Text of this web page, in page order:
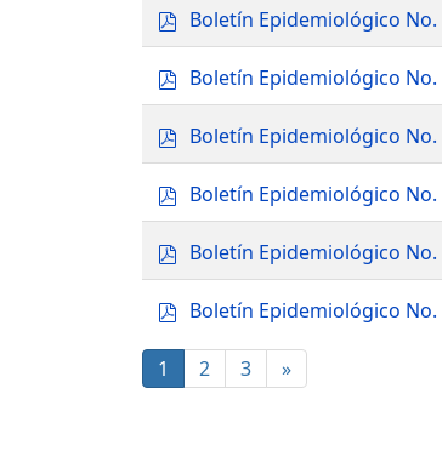
pBoletín Epidemiológico
pBoletín Epidemiológico
pBoletín Epidemiológico
pBoletín Epidemiológico
pBoletín Epidemiológico
p
f
Boletín Epidemiológico
1 2 3 »